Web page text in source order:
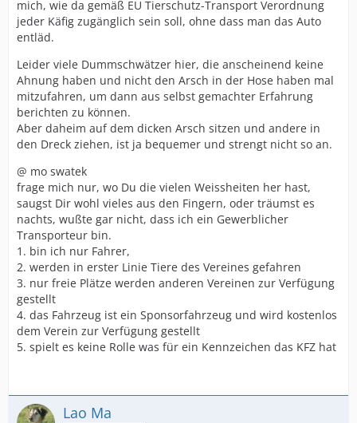
mich, wie da gemäß EU Tierschutz-Transport Verordnung
jeder Käfig zugänglich sein soll, ohne dass man das Auto
entläd.
Leider viele Dummschwätzer hier, die anscheinend keine
Ahnung haben und nicht den Arsch in der Hose haben mal
mitzufahren, um dann aus selbst gemachter Erfahrung
berichten zu können.
Aber daheim auf dem dicken Arsch sitzen und andere in
den Dreck ziehen, ist ja bequemer und strengt nicht so an.
@ mo swatek
frage mich nur, wo Du die vielen Weissheiten her hast,
saugst Dir wohl vieles aus den Fingern, oder träumst es
nachts, wußte gar nicht, dass ich ein Gewerblicher
Transporteur bin.
1. bin ich nur Fahrer,
2. werden in erster Linie Tiere des Vereines gefahren
3. nur freie Plätze werden anderen Vereinen zur Verfügung
gestellt
4. das Fahrzeug ist ein Sponsorfahrzeug und wird kostenlos
dem Verein zur Verfügung gestellt
5. spielt es keine Rolle was für ein Kennzeichen das KFZ hat
Lao Ma